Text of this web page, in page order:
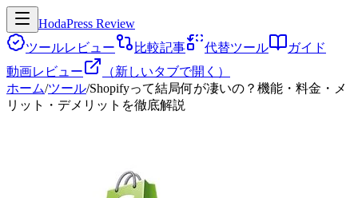
HodaPress Review
ツールレビュー
比較記事 代替ツール
ガイド
動画レビュー
（新しいタブで開く）
ホーム/ツール/Shopifyって結局何が凄いの？機能・料金・メ
リット・デメリットを徹底解説